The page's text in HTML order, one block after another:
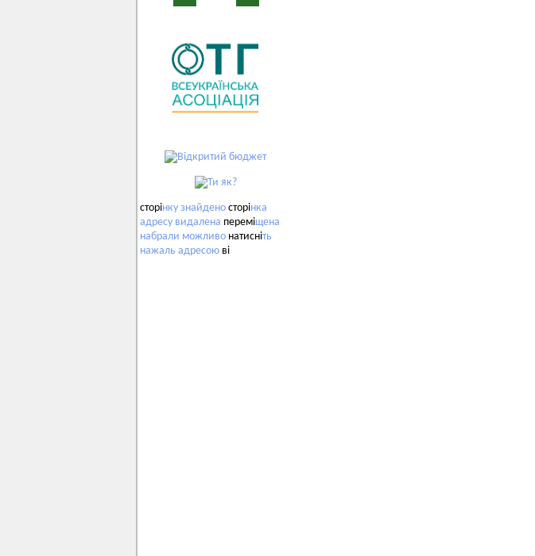
сторінку знайдено сторінка
адресу видалена переміщена
набрали можливо натисніть
нажаль адресою ві